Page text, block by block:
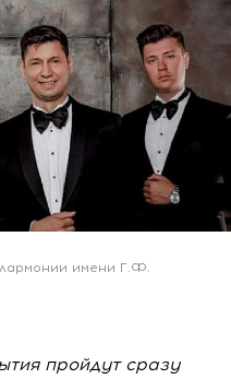
имени Г.Ф.
пройдут сразу